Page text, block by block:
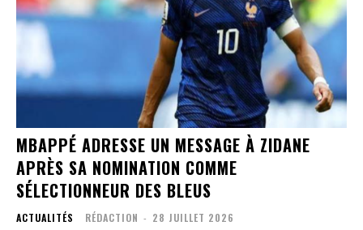
MBAPPÉ ADRESSE UN MESSAGE À ZIDANE
APRÈS SA NOMINATION COMME
SÉLECTIONNEUR DES BLEUS
ACTUALITÉS RÉDACTION - 28 JUILLET 2026